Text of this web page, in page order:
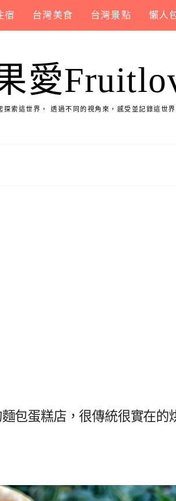
宿 台灣美食 台灣景點 懶人
愛
探索這世界， 透過不同的視角來，感受並記錄這世
包蛋糕店，很傳統很實在的